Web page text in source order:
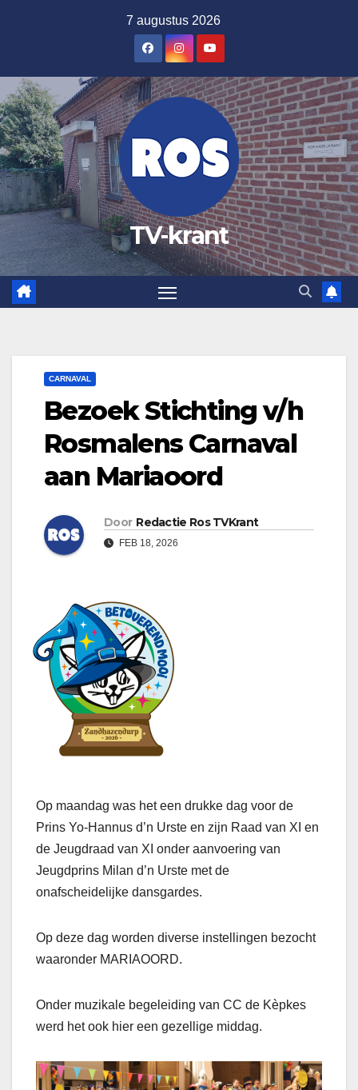
inhoud
7 augustus 2026
TV-krant
CARNAVAL
Bezoek Stichting v/h
Rosmalens Carnaval
aan Mariaoord
Door Redactie Ros TVKrant
FEB 18, 2026
Op maandag was het een drukke dag voor de
Prins Yo-Hannus d’n Urste en zijn Raad van XI en
de Jeugdraad van XI onder aanvoering van
Jeugdprins Milan d’n Urste met de
onafscheidelijke dansgardes.
Op deze dag worden diverse instellingen bezocht
waaronder MARIAOORD.
Onder muzikale begeleiding van CC de Kèpkes
werd het ook hier een gezellige middag.